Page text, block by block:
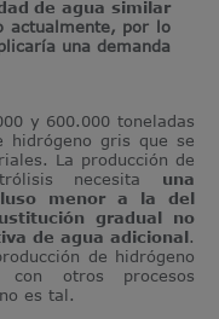
de agua similar
actualmente, por lo
una demanda
y 600.000 toneladas
hidrógeno gris que se
La producción de
necesita una
menor a la del
gradual no
de agua adicional.
de hidrógeno
con otros procesos
es tal.